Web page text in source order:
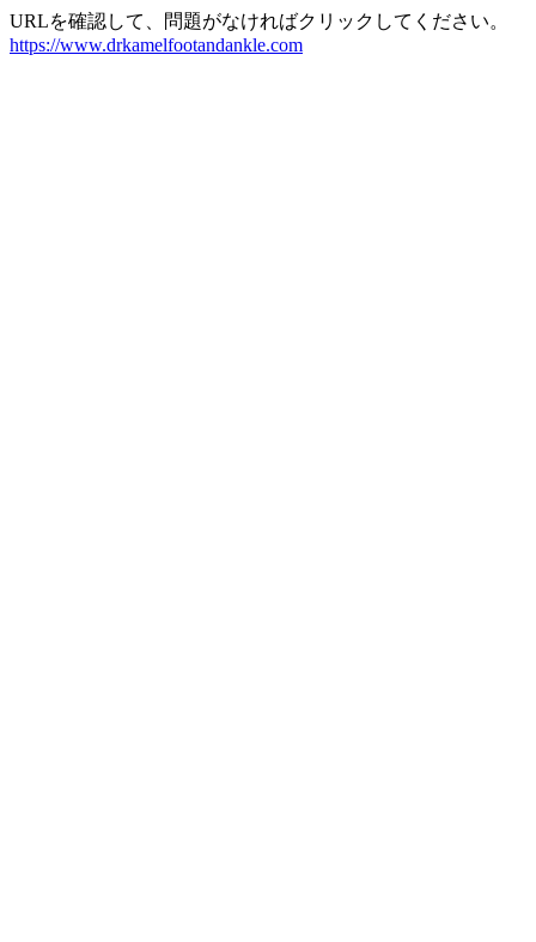
URLを確認して、問題がなければクリックしてください。
https://www.drkamelfootandankle.com